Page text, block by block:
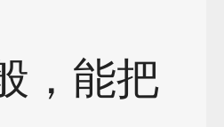
，能把